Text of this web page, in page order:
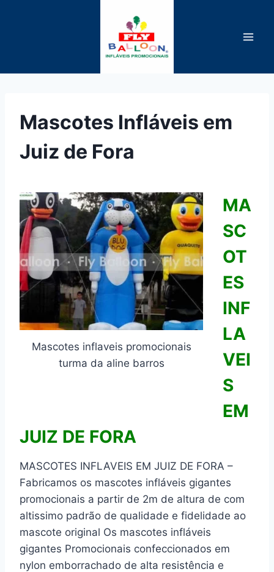
Mascotes Infláveis em
Juiz de Fora
Mascotes inflaveis promocionais
turma da aline barros
MA
SC
OT
ES
INF
LA
VEI
S
EM
JUIZ DE FORA
MASCOTES INFLAVEIS EM JUIZ DE FORA –
Fabricamos os mascotes infláveis gigantes
promocionais a partir de 2m de altura de com
altissimo padrão de qualidade e fidelidade ao
mascote original Os mascotes infláveis
gigantes Promocionais confeccionados em
nylon emborrachado de alta resistência e